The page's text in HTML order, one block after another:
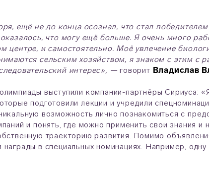
ещё не до конца осознал, что стал
что могу ещё больше. Я очень много
центре, и самостоятельно. Моё увлечение
сельским хозяйством, я знаком с этим с
интерес», —говорит Владислав
выступили компании-партнёры Сириуса:
подготовили лекции и учредили
возможность лично познакомиться с
и понять, где можно применить свои знания
траекторию развития. Помимо
в специальных номинациях. Например,